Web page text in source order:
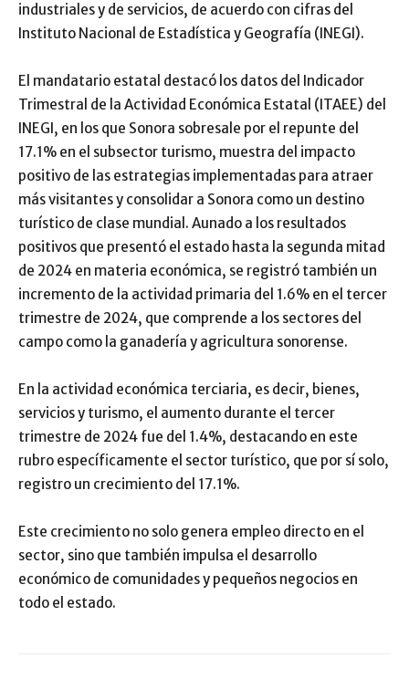
industriales y de servicios, de acuerdo con cifras del
Instituto Nacional de Estadística y Geografía (INEGI).
El mandatario estatal destacó los datos del Indicador
Trimestral de la Actividad Económica Estatal (ITAEE) del
INEGI, en los que Sonora sobresale por el repunte del
17.1% en el subsector turismo, muestra del impacto
positivo de las estrategias implementadas para atraer
más visitantes y consolidar a Sonora como un destino
turístico de clase mundial. Aunado a los resultados
positivos que presentó el estado hasta la segunda mitad
de 2024 en materia económica, se registró también un
incremento de la actividad primaria del 1.6% en el tercer
trimestre de 2024, que comprende a los sectores del
campo como la ganadería y agricultura sonorense.
En la actividad económica terciaria, es decir, bienes,
servicios y turismo, el aumento durante el tercer
trimestre de 2024 fue del 1.4%, destacando en este
rubro específicamente el sector turístico, que por sí solo,
registro un crecimiento del 17.1%.
Este crecimiento no solo genera empleo directo en el
sector, sino que también impulsa el desarrollo
económico de comunidades y pequeños negocios en
todo el estado.